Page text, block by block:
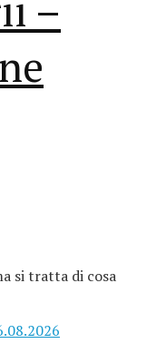
si tratta di cosa